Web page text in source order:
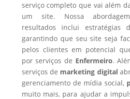
serviço completo que vai além
um site. Nossa
resultados inclui estratégias
garantindo que seu site seja
pelos clientes em potencial
por serviços de Enfermeiro.
serviços de marketing digital
gerenciamento de mídia social,
muito mais, para ajudar a